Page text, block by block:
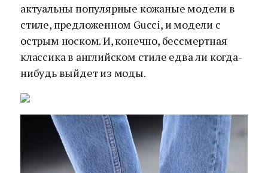
актуальны популярные кожаные модели в
стиле, предложенном Gucci, и модели с
острым носком. И, конечно, бессмертная
классика в английском стиле едва ли когда-
нибудь выйдет из моды.